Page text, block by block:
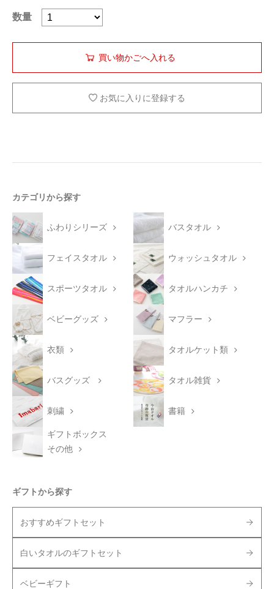
数量
お気に入りに登録する
カテゴリから探す
ふわりシリーズ バスタオル
フェイスタオル ウォッシュタオル
スポーツタオル タオルハンカチ
ベビーグッズ マフラー
衣類 タオルケット類
バスグッズ タオル雑貨
刺繍 書籍
ギフトボックス
その他
ギフトから探す
おすすめギフトセット
白いタオルのギフトセット
ベビーギフト